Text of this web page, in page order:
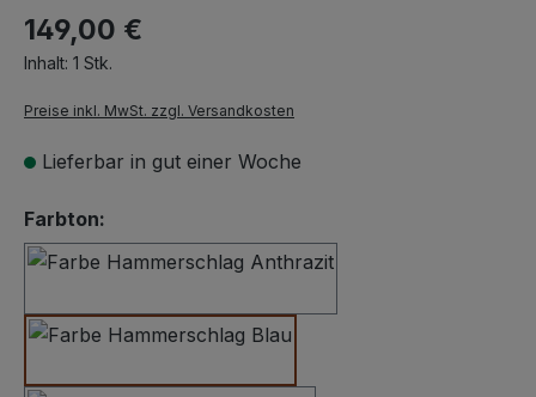
149,00 €
Inhalt: 1 Stk.
Preise inkl. MwSt. zzgl. Versandkosten
Lieferbar in gut einer Woche
Farbton: